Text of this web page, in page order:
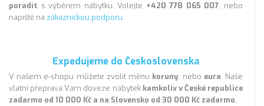
poradit s výběrem nábytku. Volejte +420 778 065 007, nebo
napiště na zákaznickou podporu.
Expedujeme do Československa
V našem e-shopu můžete zvolit měnu koruny, nebo eura. Naše
vlatní přeprava Vám doveze nábytek kamkoliv v České republice
zadarmo od 10 000 Kč a na Slovensko od 30 000 Kč zadarmo.